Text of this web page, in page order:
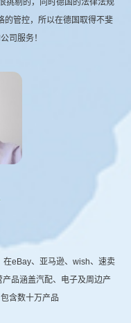
挑剔的，同时德国的法律法规
的管控，所以在德国取得不斐
司服务！
eBay、亚马逊、wish、速卖
品涵盖汽配、电子及周边产
含数十万产品